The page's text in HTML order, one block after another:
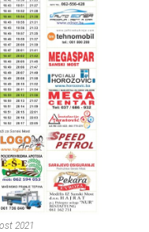
2021